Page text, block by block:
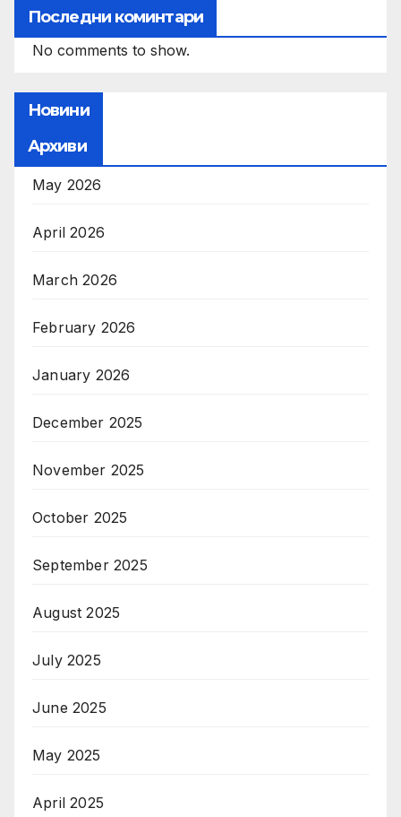
Последни коминтари
No comments to show.
Новини
Архиви
May 2026
April 2026
March 2026
February 2026
January 2026
December 2025
November 2025
October 2025
September 2025
August 2025
July 2025
June 2025
May 2025
April 2025